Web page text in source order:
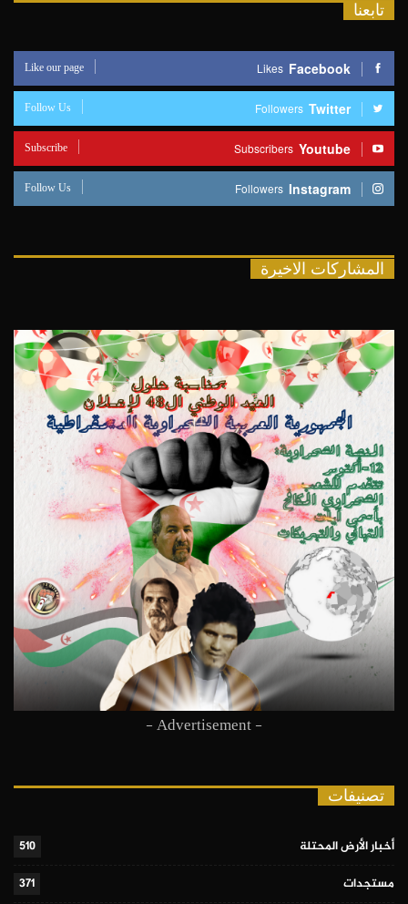
تابعنا
Facebook
Likes
Like our page
Twitter
Followers
Follow Us
Youtube
Subscribers
Subscribe
Instagram
Followers
Follow Us
المشاركات الاخيرة
- Advertisement -
تصنيفات
أخبار الأرض المحتلة
510
مستجدات
371